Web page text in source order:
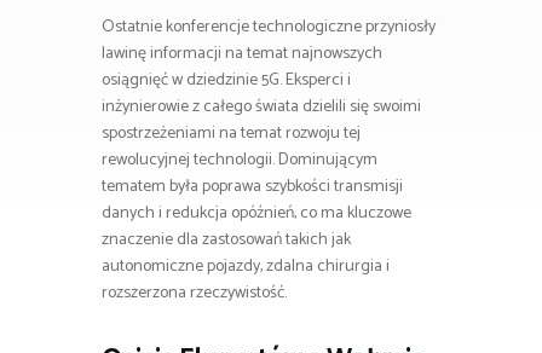
Ostatnie konferencje technologiczne przyniosły
lawinę informacji na temat najnowszych
osiągnięć w dziedzinie 5G. Eksperci i
inżynierowie z całego świata dzielili się swoimi
spostrzeżeniami na temat rozwoju tej
rewolucyjnej technologii. Dominującym
tematem była poprawa szybkości transmisji
danych i redukcja opóźnień, co ma kluczowe
znaczenie dla zastosowań takich jak
autonomiczne pojazdy, zdalna chirurgia i
rozszerzona rzeczywistość.